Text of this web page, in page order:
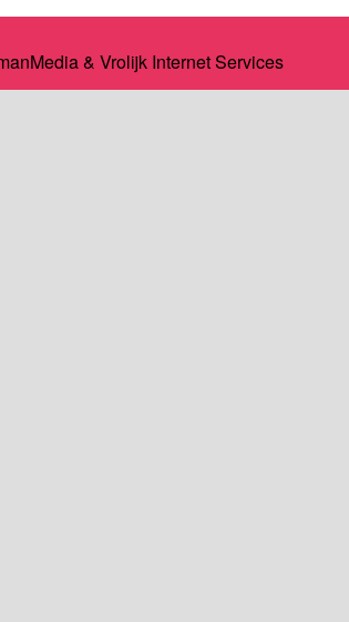
& Vrolijk Internet Services